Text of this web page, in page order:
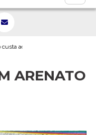
custa acabamento em arenato
ARENATO